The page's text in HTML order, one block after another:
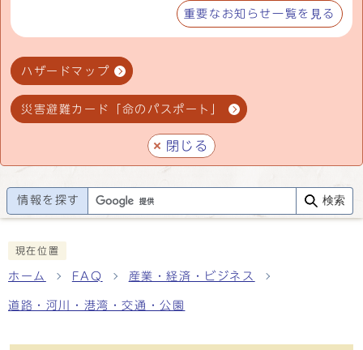
重要なお知らせ一覧を見る
ハザードマップ
災害避難カード「命のパスポート」
閉じる
情報を探す 検索
現在位置
ホーム FAQ 産業・経済・ビジネス
道路・河川・港湾・交通・公園